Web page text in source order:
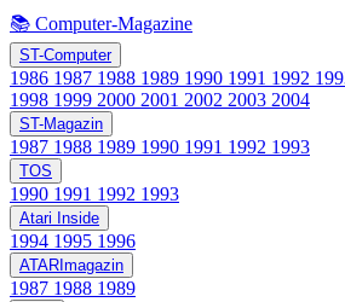
📚 Computer-Magazine
ST-Computer
1986 1987 1988 1989 1990 1991 1992
1998 1999 2000 2001 2002 2003 2004
ST-Magazin
1987 1988 1989 1990 1991 1992 1993
TOS
1990 1991 1992 1993
Atari Inside
1994 1995 1996
ATARImagazin
1987 1988 1989